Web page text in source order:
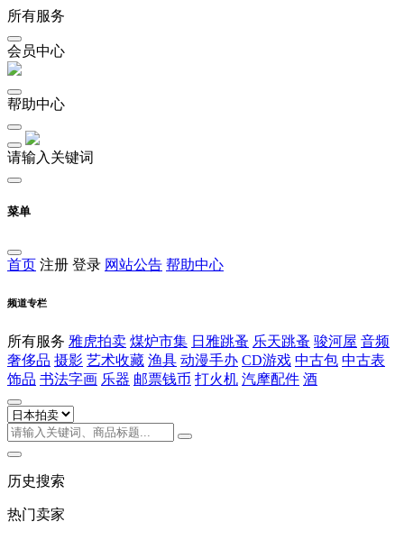
所有服务
会员中心
帮助中心
请输入关键词
菜单
首页 注册 登录 网站公告 帮助中心
频道专栏
所有服务 雅虎拍卖 煤炉市集 日雅跳蚤 乐天跳蚤 骏河屋 音频
奢侈品 摄影 艺术收藏 渔具 动漫手办 CD游戏 中古包 中古表
饰品 书法字画 乐器 邮票钱币 打火机 汽摩配件 酒
历史搜索
热门卖家